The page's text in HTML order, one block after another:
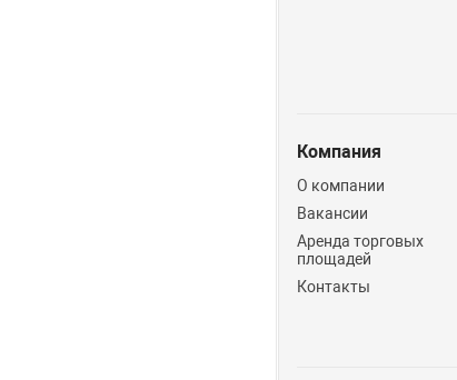
Компания
О компании
Вакансии
Аренда торговых
площадей
Контакты